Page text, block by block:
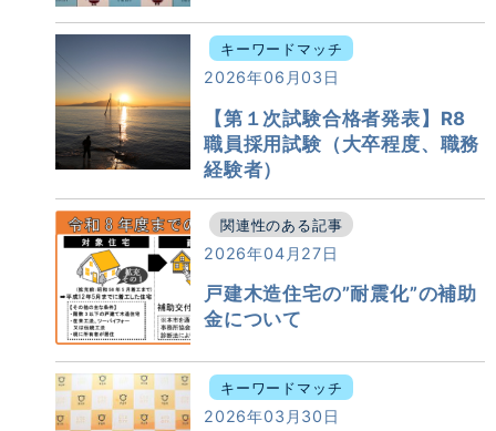
キーワードマッチ
2026年06月03日
【第１次試験合格者発表】R8
職員採用試験（大卒程度、職務
経験者）
関連性のある記事
2026年04月27日
戸建木造住宅の”耐震化”の補助
金について
キーワードマッチ
2026年03月30日